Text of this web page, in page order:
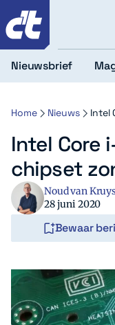
Nieuwsbrief
Home Nieuws Intel
Intel Core
chipset
Noud van
28 juni 2020
Bewaar